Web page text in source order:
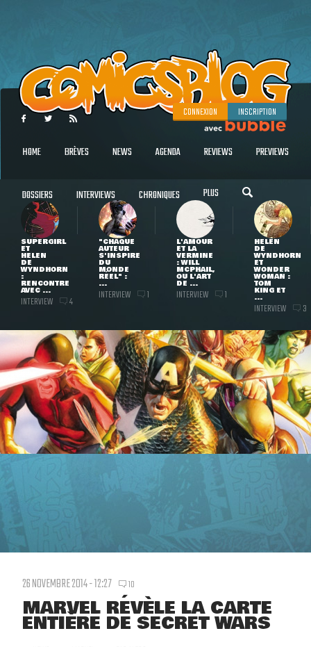
CONNEXION INSCRIPTION
HOME BRÈVES NEWS AGENDA REVIEWS PREVIEWS
DOSSIERS INTERVIEWS CHRONIQUES PLUS
SUPERGIRL
ET
HELEN
DE
WYNDHORN
:
RENCONTRE
AVEC ...
INTERVIEW 4
"CHAQUE
AUTEUR
S'INSPIRE
DU
MONDE
RÉEL" :
...
INTERVIEW 1
L'AMOUR
ET LA
VERMINE
: WILL
MCPHAIL,
OU L'ART
DE ...
INTERVIEW 1
HELEN
DE
WYNDHORN
ET
WONDER
WOMAN :
TOM
KING ET
...
INTERVIEW 3
26 NOVEMBRE 2014 - 12:27 10
MARVEL RÉVÈLE LA CARTE
ENTIÈRE DE SECRET WARS